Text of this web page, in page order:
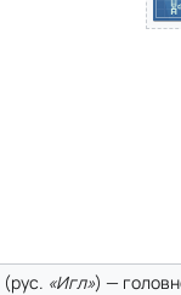
(рус. «Игл») —